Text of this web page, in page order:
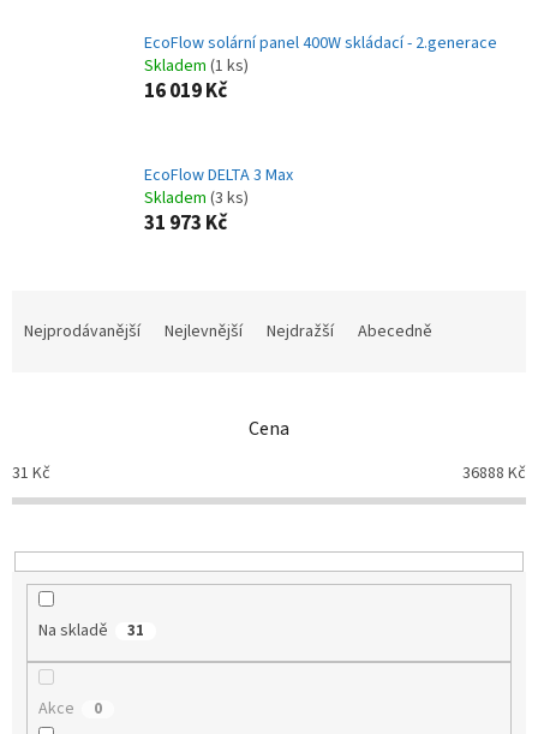
EcoFlow solární panel 400W skládací - 2.generace
Skladem (1 ks)
16 019 Kč
EcoFlow DELTA 3 Max
Skladem (3 ks)
31 973 Kč
p
r
o
u
Nejprodávanější Nejlevnější Nejdražší Abecedně
Cena
31 Kč 36888 Kč
Na skladě 31
Akce 0